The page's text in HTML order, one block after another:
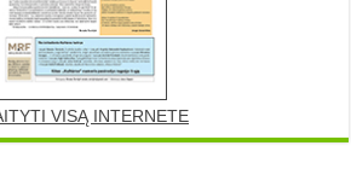
VISĄ INTERNETE